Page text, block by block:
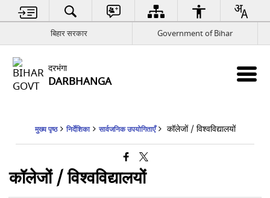
बिहार सरकार Government of Bihar
दरभंगा
DARBHANGA
मुख्य पृष्ठ निर्देशिका सार्वजनिक उपयोगिताएँ कॉलेजों / विश्वविद्यालयों
कॉलेजों / विश्वविद्यालयों